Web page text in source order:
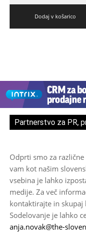
Dodaj v košarico
Partnerstvo za PR,
Odprti smo za
vam kot našim
vsebina je lahko
medije. Za več
kontaktirajte in
Sodelovanje je lahko
anja.novak@the-